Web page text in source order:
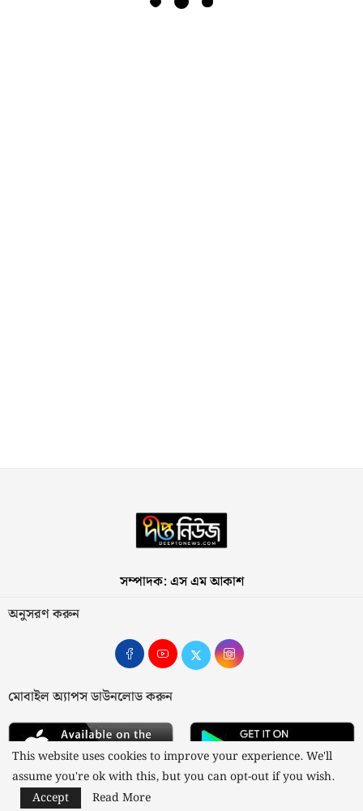
সম্পাদক: এস এম আকাশ
অনুসরণ করুন
মোবাইল অ্যাপস ডাউনলোড করুন
This website uses cookies to improve your experience. We'll
assume you're ok with this, but you can opt-out if you wish.
Accept
Read More